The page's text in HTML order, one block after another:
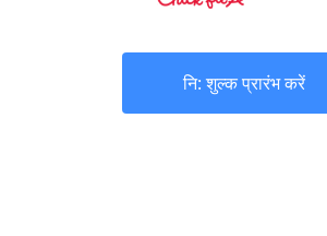
नि: शुल्क प्रारंभ करें